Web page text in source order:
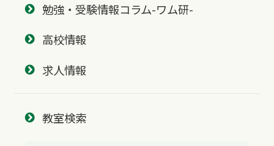
勉強・受験情報コラム-ワム研-
高校情報
求人情報
教室検索